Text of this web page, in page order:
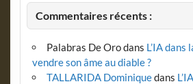
Commentaires récents :
Palabras De Orodans L’IA dans
vendre son âme au diable ?
TALLARIDA Dominiquedans